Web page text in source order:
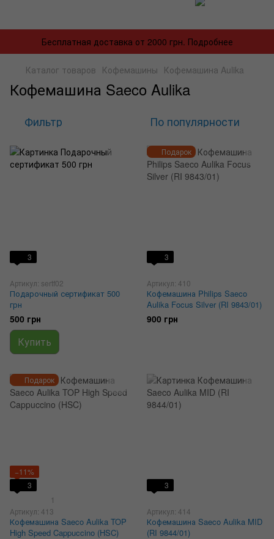
Бесплатная доставка от 2000 грн. Подробнее
Каталог товаров Кофемашины Кофемашина Aulika
Кофемашина Saeco Aulika
Фильтр По популярности
3
Артикул: sertf02
Подарочный сертификат 500
грн
500 грн
Купить
Подарок
3
Артикул: 410
Кофемашина Philips Saeco
Aulika Focus Silver (RI 9843/01)
900 грн
Подарок
−11%
3
1
Артикул: 413
Кофемашина Saeco Aulika TOP
High Speed Cappuccino (HSC)
3
Артикул: 414
Кофемашина Saeco Aulika MID
(RI 9844/01)